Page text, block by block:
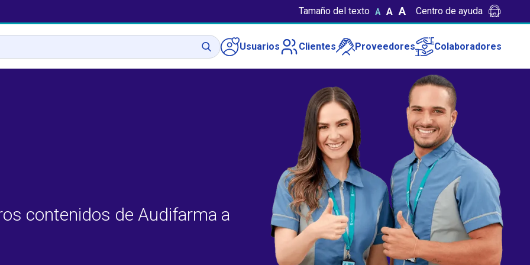
Tamaño del texto A A A Centro de ayuda
Usuarios Clientes Proveedores Colaboradores
contenidos de Audifarma a